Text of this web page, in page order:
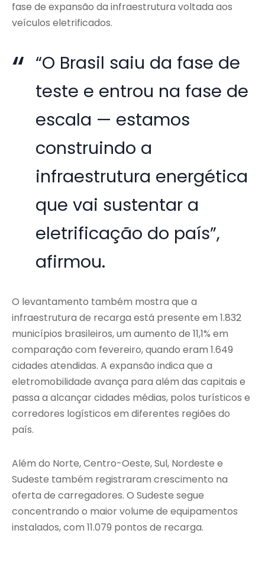
fase de expansão da infraestrutura voltada aos
veículos eletrificados.
“O Brasil saiu da fase de
teste e entrou na fase de
escala — estamos
construindo a
infraestrutura energética
que vai sustentar a
eletrificação do país”,
afirmou.
O levantamento também mostra que a
infraestrutura de recarga está presente em 1.832
municípios brasileiros, um aumento de 11,1% em
comparação com fevereiro, quando eram 1.649
cidades atendidas. A expansão indica que a
eletromobilidade avança para além das capitais e
passa a alcançar cidades médias, polos turísticos e
corredores logísticos em diferentes regiões do
país.
Além do Norte, Centro-Oeste, Sul, Nordeste e
Sudeste também registraram crescimento na
oferta de carregadores. O Sudeste segue
concentrando o maior volume de equipamentos
instalados, com 11.079 pontos de recarga.